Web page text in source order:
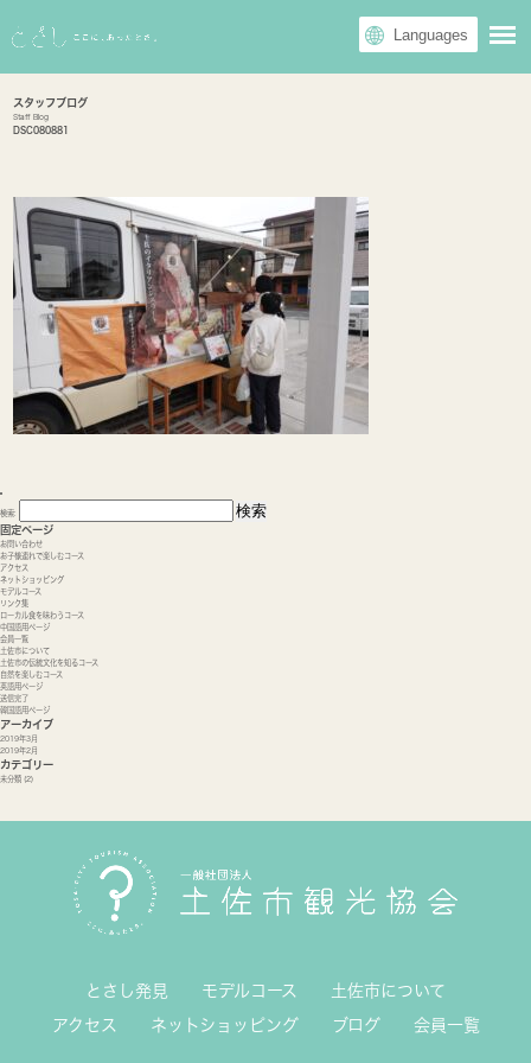
スタッフブログ
Staff Blog
DSC080881
検索:
固定ページ
お問い合わせ
お子様連れで楽しむコース
アクセス
ネットショッピング
モデルコース
リンク集
ローカル食を味わうコース
中国語用ページ
会員一覧
土佐市について
土佐市の伝統文化を知るコース
自然を楽しむコース
英語用ページ
送信完了
韓国語用ページ
アーカイブ
2019年3月
2019年2月
カテゴリー
未分類 (2)
とさし発見 モデルコース 土佐市について
アクセス ネットショッピング ブログ 会員一覧